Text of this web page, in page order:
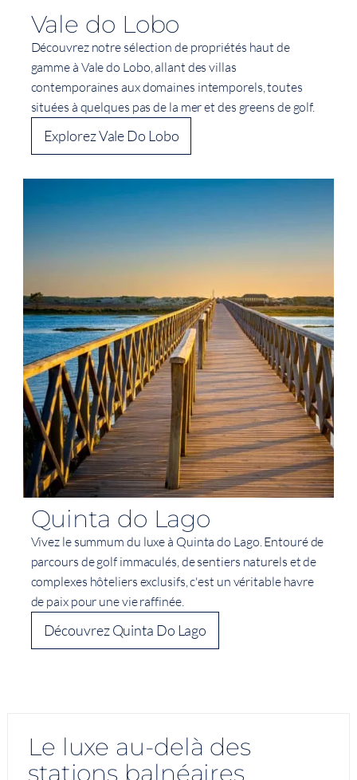
Vale do Lobo
Découvrez notre sélection de propriétés haut de
gamme à Vale do Lobo, allant des villas
contemporaines aux domaines intemporels, toutes
situées à quelques pas de la mer et des greens de golf.
Explorez Vale Do Lobo
Quinta do Lago
Vivez le summum du luxe à Quinta do Lago. Entouré de
parcours de golf immaculés, de sentiers naturels et de
complexes hôteliers exclusifs, c'est un véritable havre
de paix pour une vie raffinée.
Découvrez Quinta Do Lago
Le luxe au-delà des
stations balnéaires